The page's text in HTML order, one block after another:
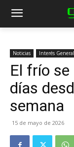
Noticias Interés General
El frío
días
semana
15 de mayo de 2026